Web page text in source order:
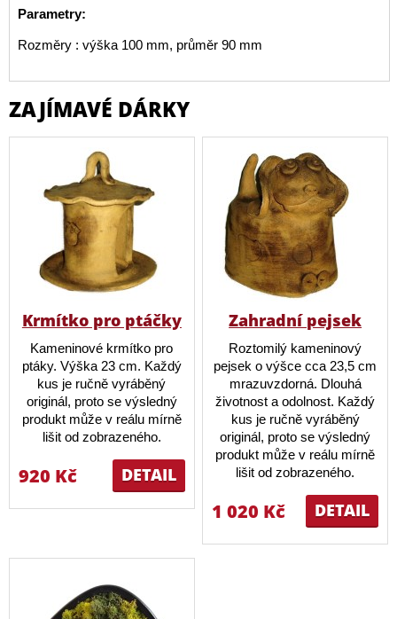
Parametry:
Rozměry : výška 100 mm, průměr 90 mm
ZAJÍMAVÉ DÁRKY
Krmítko pro ptáčky
Kameninové krmítko pro
ptáky. Výška 23 cm. Každý
kus je ručně vyráběný
originál, proto se výsledný
produkt může v reálu mírně
lišit od zobrazeného.
DETAIL
920 Kč
Zahradní pejsek
Roztomilý kameninový
pejsek o výšce cca 23,5 cm
mrazuvzdorná. Dlouhá
životnost a odolnost. Každý
kus je ručně vyráběný
originál, proto se výsledný
produkt může v reálu mírně
lišit od zobrazeného.
DETAIL
1 020 Kč